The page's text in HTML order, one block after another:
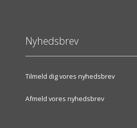
Nyhedsbrev
Tilmeld dig vores nyhedsbrev
Afmeld vores nyhedsbrev